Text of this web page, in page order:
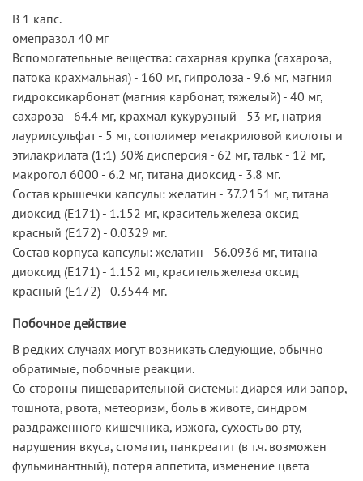
В 1 капс.
омепразол 40 мг
Вспомогательные вещества: сахарная крупка (сахароза,
патока крахмальная) - 160 мг, гипролоза - 9.6 мг, магния
гидроксикарбонат (магния карбонат, тяжелый) - 40 мг,
сахароза - 64.4 мг, крахмал кукурузный - 53 мг, натрия
лаурилсульфат - 5 мг, сополимер метакриловой кислоты и
этилакрилата (1:1) 30% дисперсия - 62 мг, тальк - 12 мг,
макрогол 6000 - 6.2 мг, титана диоксид - 3.8 мг.
Состав крышечки капсулы: желатин - 37.2151 мг, титана
диоксид (Е171) - 1.152 мг, краситель железа оксид
красный (Е172) - 0.0329 мг.
Состав корпуса капсулы: желатин - 56.0936 мг, титана
диоксид (Е171) - 1.152 мг, краситель железа оксид
красный (Е172) - 0.3544 мг.
Побочное действие
В редких случаях могут возникать следующие, обычно
обратимые, побочные реакции.
Со стороны пищеварительной системы: диарея или запор,
тошнота, рвота, метеоризм, боль в животе, синдром
раздраженного кишечника, изжога, сухость во рту,
нарушения вкуса, стоматит, панкреатит (в т.ч. возможен
фульминантный), потеря аппетита, изменение цвета